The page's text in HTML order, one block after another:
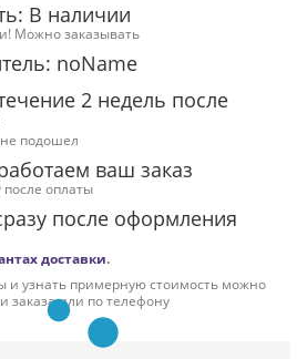
В наличии
Можно заказывать
noName
2 недель после
подошел
ваш заказ
оплаты
после оформления
доставки.
и узнать примерную стоимость можно
заказа или по телефону